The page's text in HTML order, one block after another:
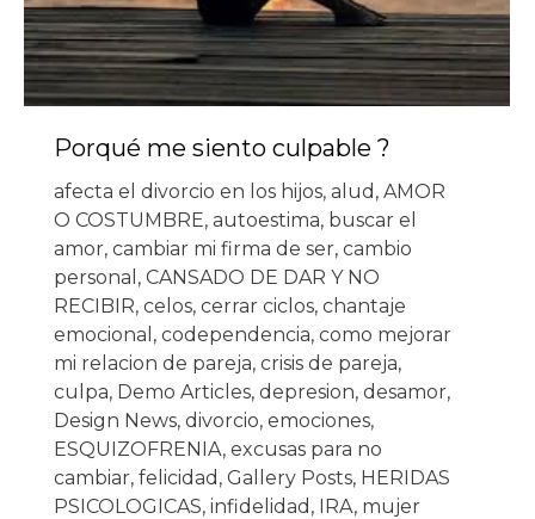
Porqué me siento culpable ?
afecta el divorcio en los hijos, alud , AMOR
O COSTUMBRE, autoestima, buscar el
amor, cambiar mi firma de ser, cambio
personal , CANSADO DE DAR Y NO
RECIBIR, celos, cerrar ciclos, chantaje
emocional , codependencia, como mejorar
mi relacion de pareja, crisis de pareja,
culpa, Demo Articles, depresion, desamor,
Design News, divorcio, emociones,
ESQUIZOFRENIA, excusas para no
cambiar, felicidad , Gallery Posts, HERIDAS
PSICOLOGICAS, infidelidad , IRA, mujer